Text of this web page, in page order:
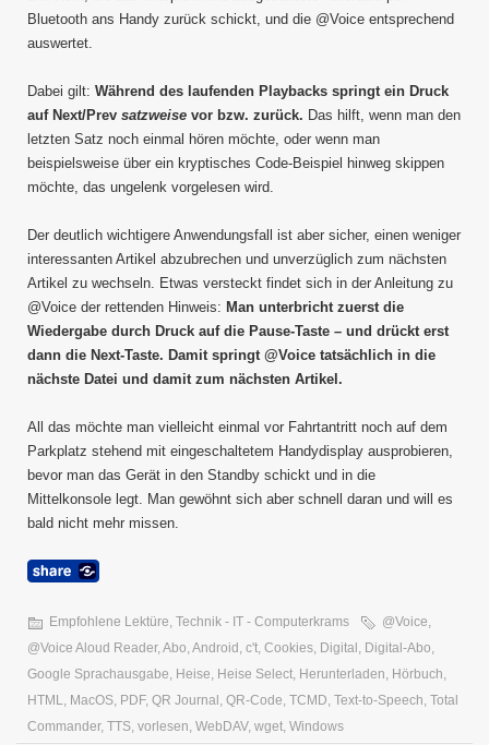
Bluetooth ans Handy zurück schickt, und die @Voice entsprechend
auswertet.
Dabei gilt: Während des laufenden Playbacks springt ein Druck
auf Next/Prev satzweise vor bzw. zurück. Das hilft, wenn man den
letzten Satz noch einmal hören möchte, oder wenn man
beispielsweise über ein kryptisches Code-Beispiel hinweg skippen
möchte, das ungelenk vorgelesen wird.
Der deutlich wichtigere Anwendungsfall ist aber sicher, einen weniger
interessanten Artikel abzubrechen und unverzüglich zum nächsten
Artikel zu wechseln. Etwas versteckt findet sich in der Anleitung zu
@Voice der rettenden Hinweis: Man unterbricht zuerst die
Wiedergabe durch Druck auf die Pause-Taste – und drückt erst
dann die Next-Taste. Damit springt @Voice tatsächlich in die
nächste Datei und damit zum nächsten Artikel.
All das möchte man vielleicht einmal vor Fahrtantritt noch auf dem
Parkplatz stehend mit eingeschaltetem Handydisplay ausprobieren,
bevor man das Gerät in den Standby schickt und in die
Mittelkonsole legt. Man gewöhnt sich aber schnell daran und will es
bald nicht mehr missen.
Empfohlene Lektüre Technik - IT - Computerkrams @Voice
@Voice Aloud Reader, Abo Android c't Cookies Digital Digital-Abo
Google Sprachausgabe Heise Heise Select Herunterladen Hörbuch
HTML
MacOS PDF, QR Journal QR-Code TCMD Text-to-Speech Total
Commander, TTS vorlesen WebDAV, wget Windows